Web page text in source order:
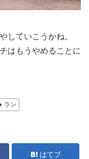
していこうかね。
はもうやめることに
ラン
はてブ